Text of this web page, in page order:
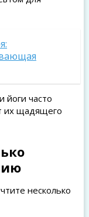
йоги часто
их щадящего
несколько